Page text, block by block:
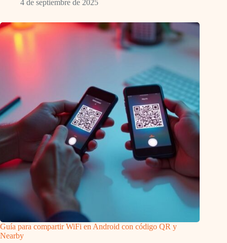
4 de septiembre de 2025
Guía para compartir WiFi en Android con código QR y
Nearby